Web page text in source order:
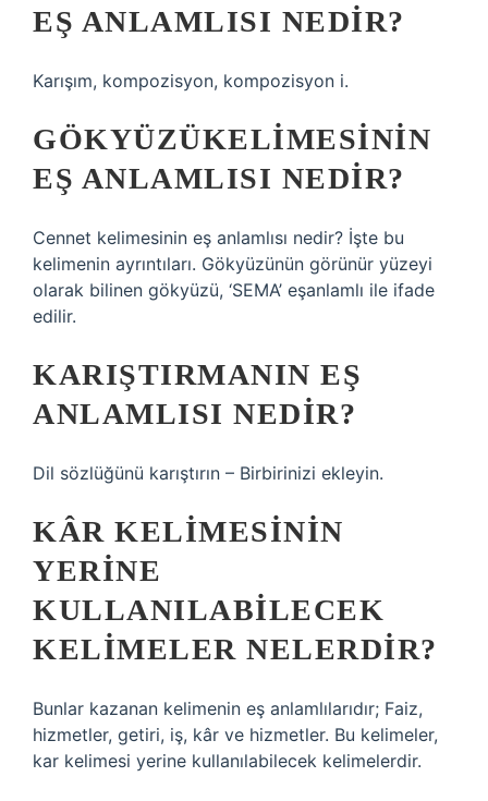
EŞ ANLAMLISI NEDIR?
Karışım, kompozisyon, kompozisyon i.
GÖKYÜZÜKELIMESININ
EŞ ANLAMLISI NEDIR?
Cennet kelimesinin eş anlamlısı nedir? İşte bu
kelimenin ayrıntıları. Gökyüzünün görünür yüzeyi
olarak bilinen gökyüzü, ‘SEMA’ eşanlamlı ile ifade
edilir.
KARIŞTIRMANIN EŞ
ANLAMLISI NEDIR?
Dil sözlüğünü karıştırın – Birbirinizi ekleyin.
KÂR KELIMESININ
YERINE
KULLANILABILECEK
KELIMELER NELERDIR?
Bunlar kazanan kelimenin eş anlamlılarıdır; Faiz,
hizmetler, getiri, iş, kâr ve hizmetler. Bu kelimeler,
kar kelimesi yerine kullanılabilecek kelimelerdir.